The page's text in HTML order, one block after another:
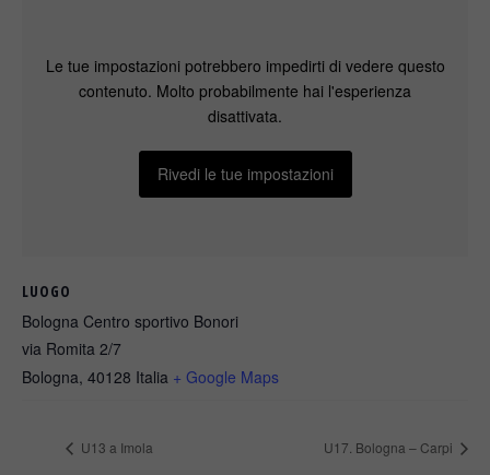
LUOGO
Bologna Centro sportivo Bonori
via Romita 2/7
Bologna, 40128 Italia + Google Maps
Le tue impostazioni potrebbero impedirti di vedere questo
contenuto. Molto probabilmente hai l'esperienza
disattivata.
Rivedi le tue impostazioni
U13 a Imola U17. Bologna – Carpi